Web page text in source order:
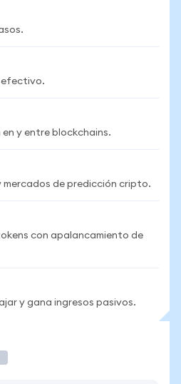
efectivo.
en y entre blockchains.
mercados de predicción cripto.
con apalancamiento de
y gana ingresos pasivos.